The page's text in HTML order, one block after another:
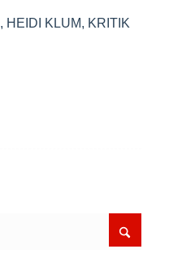
, HEIDI KLUM, KRITIK